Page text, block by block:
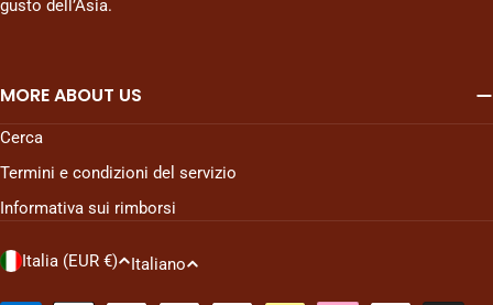
gusto dell’Asia.
MORE ABOUT US
Cerca
Termini e condizioni del servizio
Informativa sui rimborsi
P
Italia (EUR €)
L
Italiano